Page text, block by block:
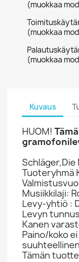
(muokkaa
(muokkaa
(muokkaa
Kuvaus
HUOM!
Schläger,Die
Tuoteryhmä
Musiikkilaji:
Levy-yhtiö :
Levyn
Kanen
Paino/koko
Tämän